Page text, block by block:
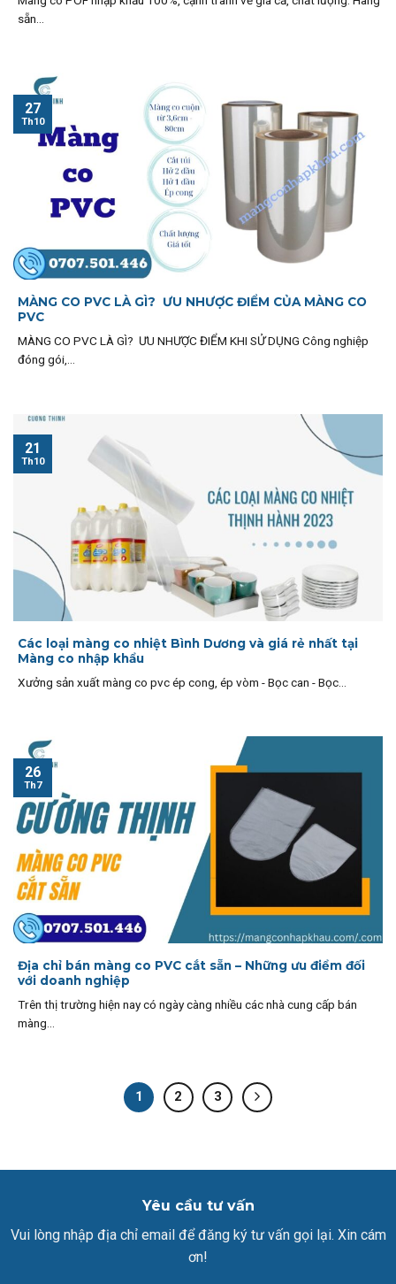
sẵn...
MÀNG CO PVC LÀ GÌ? ƯU NHƯỢC ĐIỂM CỦA MÀNG CO
PVC
MÀNG CO PVC LÀ GÌ? ƯU NHƯỢC ĐIỂM KHI SỬ DỤNG Công nghiệp
đóng gói,...
27
Th10
Các loại màng co nhiệt Bình Dương và giá rẻ nhất tại
Màng co nhập khẩu
Xưởng sản xuất màng co pvc ép cong, ép vòm - Bọc can - Bọc...
21
Th10
Địa chỉ bán màng co PVC cắt sẵn – Những ưu điểm đối
với doanh nghiệp
Trên thị trường hiện nay có ngày càng nhiều các nhà cung cấp bán
màng...
26
Th7
1 2 3
Yêu cầu tư vấn
Vui lòng nhập địa chỉ email để đăng ký tư vấn gọi lại. Xin cám
ơn!